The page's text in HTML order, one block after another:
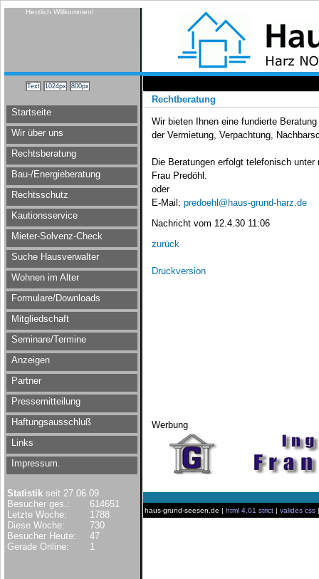
Herzlich Willkommen!
Startseite
Wir über uns
Rechtsberatung
Bau-/Energieberatung
Rechtsschutz
Kautionsservice
Mieter-Solvenz-Check
Suche Hausverwalter
Wohnen im Alter
Formulare/Downloads
Mitgliedschaft
Seminare/Termine
Anzeigen
Partner
Pressemitteilung
Haftungsausschluß
Links
Impressum.
Statistik seit 27.06.09
Besucher ges.:
614651
Letzte Woche:
1788
Diese Woche:
730
Besucher Heute:
47
Gerade Online:
1
Rechtberatung
Wir bieten Ihnen eine fundierte
der Vermietung, Verpachtung,
Die Beratungen erfolgt telefonisch
Frau Predöhl.
oder
E-Mail: predoehl@haus-grund-harz.de
Nachricht vom 12.4.30 11:06
zurück
Druckversion
Werbung
haus-grund-seesen.de | html 4.01 strict | valides css